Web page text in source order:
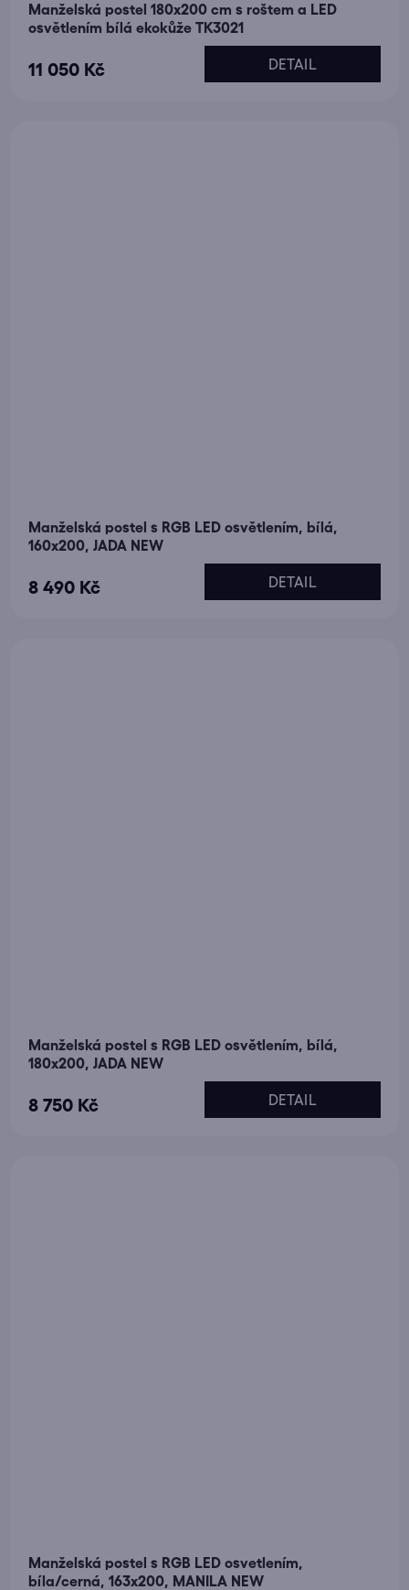
Manželská postel 180x200 cm s roštem a LED
osvětlením bílá ekokůže TK3021
11 050 Kč DETAIL
Manželská postel s RGB LED osvětlením, bílá,
160x200, JADA NEW
8 490 Kč DETAIL
Manželská postel s RGB LED osvětlením, bílá,
180x200, JADA NEW
8 750 Kč DETAIL
Manželská postel s RGB LED osvetlením,
bíla/cerná, 163x200, MANILA NEW